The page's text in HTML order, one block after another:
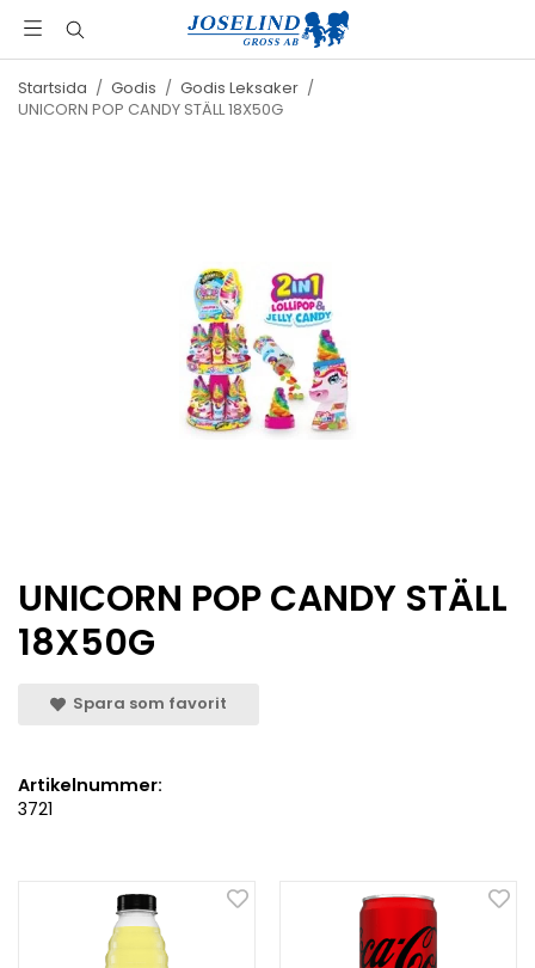
Startsida / Godis / Godis Leksaker /
UNICORN POP CANDY STÄLL 18X50G
UNICORN POP CANDY STÄLL
18X50G
Spara som favorit
Artikelnummer:
3721